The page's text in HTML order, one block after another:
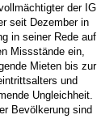
der IG
seit Dezember in
in seiner Rede auf
Missstände ein,
Mieten bis zur
und
Ungleichheit.
Bevölkerung sind